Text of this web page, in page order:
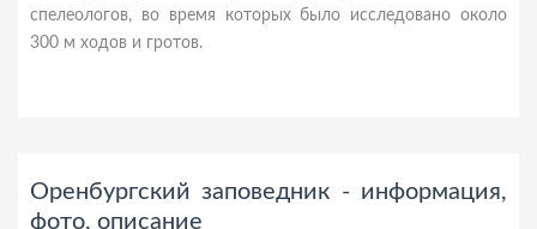
спелеологов, во время которых было исследовано около
300 м ходов и гротов.
Оренбургский заповедник - информация,
фото, описание